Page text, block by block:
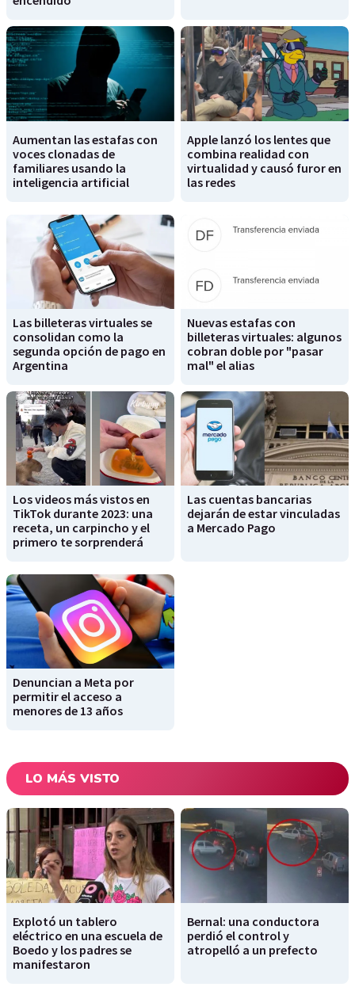
Aumentan las estafas con
voces clonadas de
familiares usando la
inteligencia artificial
Apple lanzó los lentes que
combina realidad con
virtualidad y causó furor en
las redes
Las billeteras virtuales se
consolidan como la
segunda opción de pago en
Argentina
Nuevas estafas con
billeteras virtuales: algunos
cobran doble por "pasar
mal" el alias
Los videos más vistos en
TikTok durante 2023: una
receta, un carpincho y el
primero te sorprenderá
Las cuentas bancarias
dejarán de estar vinculadas
a Mercado Pago
Denuncian a Meta por
permitir el acceso a
menores de 13 años
LO MÁS VISTO
Explotó un tablero
eléctrico en una escuela de
Boedo y los padres se
manifestaron
Bernal: una conductora
perdió el control y
atropelló a un prefecto